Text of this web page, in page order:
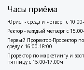
Часы приёма
Юрист - среда и четверг с
Ректор - каждый четверг с
Первый Проректор-Проректор
среду с 16:00-18:00
Проректор по маркетингу и
пятницу с 15.00-17.00ч